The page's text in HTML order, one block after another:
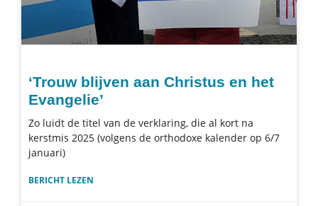
‘Trouw blijven aan Christus en het
Evangelie’
Zo luidt de titel van de verklaring, die al kort na
kerstmis 2025 (volgens de orthodoxe kalender op 6/7
januari)
BERICHT LEZEN